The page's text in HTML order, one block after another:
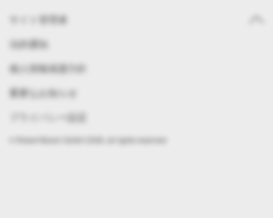
© Robert Bosch GmbH 2026, all rights reserved
サイト管理者
法的通知
個人情報保護方針
重要なお知らせ
プライバシー設定